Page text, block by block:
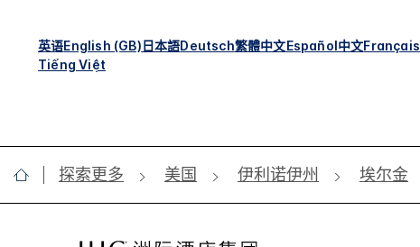
英语English (GB)日本語Deutsch繁體中文Español中文Français
Tiếng Việt
探索更多 美国 伊利诺伊州 埃尔金